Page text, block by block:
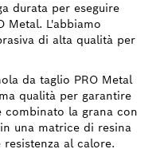
durata per eseguire
Metal. L'abbiamo
di alta qualità per
da taglio PRO Metal
qualità per garantire
combinato la grana con
una matrice di resina
al calore.